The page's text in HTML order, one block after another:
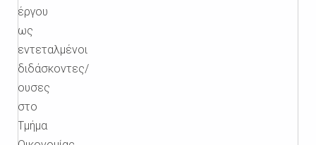
έργου
ως
εντεταλμένοι
διδάσκοντες/
ουσες
στο
Τμήμα